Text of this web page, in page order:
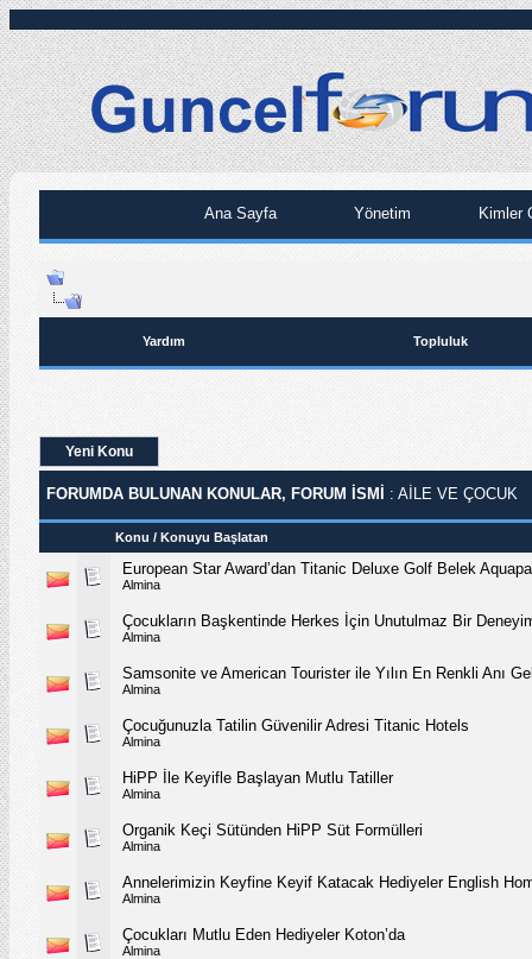
Ana Sayfa Yönetim Kimler
Yardım Topluluk
Yeni Konu
FORUMDA BULUNAN KONULAR, FORUM ISMI : AILE VE ÇOCUK
Konu / Konuyu Başlatan
European Star Award’dan Titanic Deluxe Golf Belek
Almina
Çocukların Başkentinde Herkes İçin Unutulmaz Bir
Almina
Samsonite ve American Tourister ile Yılın En Renkli Anı
Almina
Çocuğunuzla Tatilin Güvenilir Adresi Titanic Hotels
Almina
HiPP İle Keyifle Başlayan Mutlu Tatiller
Almina
Organik Keçi Sütünden HiPP Süt Formülleri
Almina
Annelerimizin Keyfine Keyif Katacak Hediyeler English
Almina
Çocukları Mutlu Eden Hediyeler Koton’da
Almina